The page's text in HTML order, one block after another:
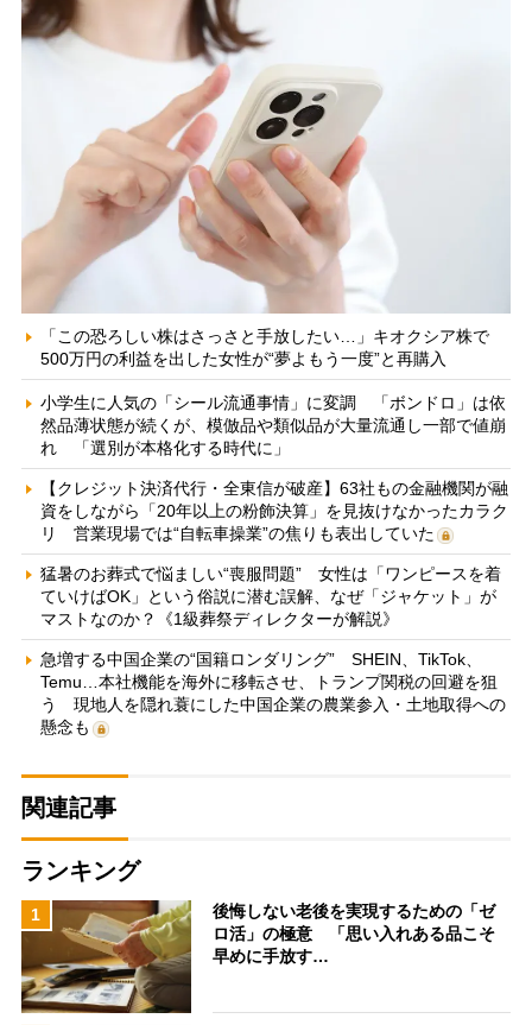
「この恐ろしい株はさっさと手放したい…」キオクシア株で
500万円の利益を出した女性が“夢よもう一度”と再購入
小学生に人気の「シール流通事情」に変調 「ボンドロ」は依
然品薄状態が続くが、模倣品や類似品が大量流通し一部で値崩
れ 「選別が本格化する時代に」
【クレジット決済代行・全東信が破産】63社もの金融機関が融
資をしながら「20年以上の粉飾決算」を見抜けなかったカラク
リ 営業現場では“自転車操業”の焦りも表出していた
猛暑のお葬式で悩ましい“喪服問題” 女性は「ワンピースを着
ていけばOK」という俗説に潜む誤解、なぜ「ジャケット」が
マストなのか？《1級葬祭ディレクターが解説》
急増する中国企業の“国籍ロンダリング” SHEIN、TikTok、
Temu…本社機能を海外に移転させ、トランプ関税の回避を狙
う 現地人を隠れ蓑にした中国企業の農業参入・土地取得への
懸念も
関連記事
ランキング
1
後悔しない老後を実現するための「ゼ
ロ活」の極意 「思い入れある品こそ
早めに手放す…